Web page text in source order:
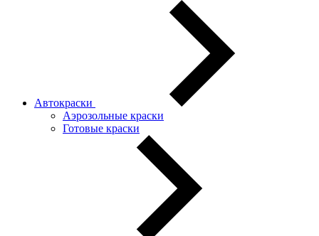
Автокраски
Аэрозольные краски
Готовые краски